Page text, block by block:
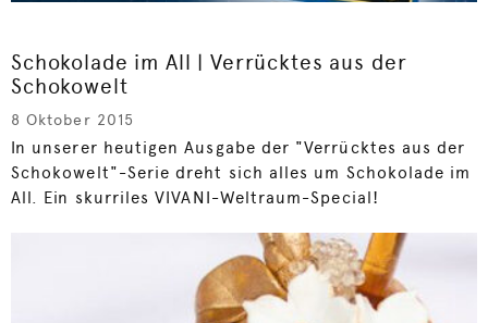
Schokolade im All | Verrücktes aus der
Schokowelt
8 Oktober 2015
In unserer heutigen Ausgabe der "Verrücktes aus der
Schokowelt"-Serie dreht sich alles um Schokolade im
All. Ein skurriles VIVANI-Weltraum-Special!